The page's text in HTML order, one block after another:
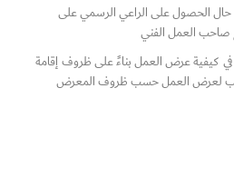
حال الحصول على الراعي الرسمي على
صاحب العمل الفني
كيفية عرض العمل بناءً على ظروف إقامة
لعرض العمل حسب ظروف المعرض